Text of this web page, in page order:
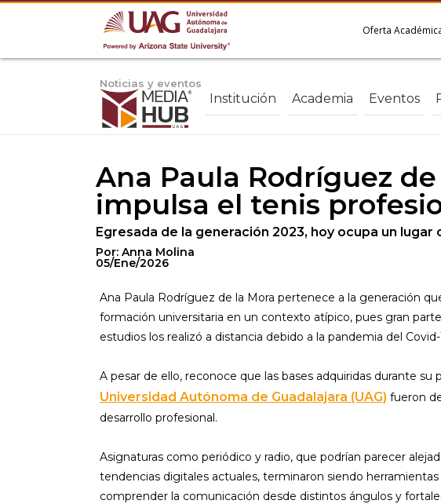
Oferta
Noticias y eventos
Institución Academia Eventos
Ana Paula Rodríguez
impulsa el tenis
Egresada de la generación 2023, hoy ocupa un
Por: Anna Molina
05/Ene/2026
Ana Paula Rodríguez de la Mora pertenece a la generación
formación universitaria en un contexto atípico, pues gran
estudios los realizó a distancia debido a la pandemia del Covid-
A pesar de ello, reconoce que las bases adquiridas durante su
Universidad Autónoma de Guadalajara (UAG) fueron
desarrollo profesional.
Asignaturas como periódico y radio, que podrían parecer
tendencias digitales actuales, terminaron siendo herramientas
comprender la comunicación desde distintos ángulos y